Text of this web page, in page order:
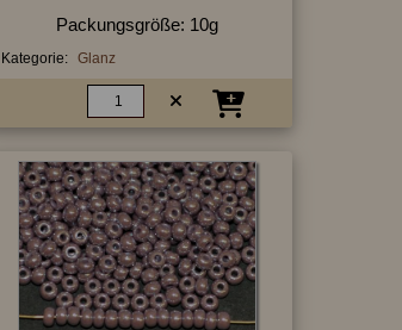
Packungsgröße: 10g
Kategorie: Glanz